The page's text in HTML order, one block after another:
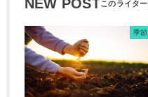
NEW POST
季節